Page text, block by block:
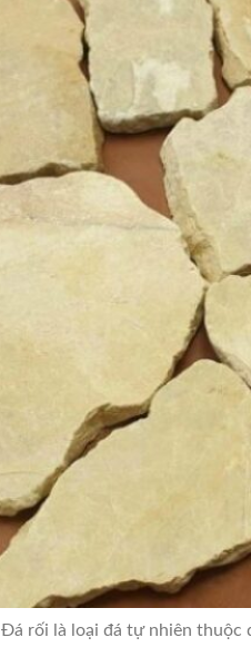
Đá rối là loại đá tự nhiên thuộc